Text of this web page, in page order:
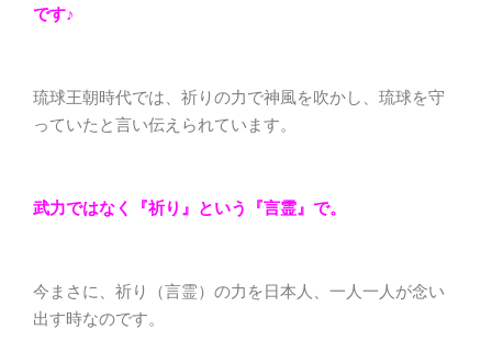
です♪
琉球王朝時代では、祈りの力で神風を吹かし、琉球を守
っていたと言い伝えられています。
武力ではなく『祈り』という『言霊』で。
今まさに、祈り（言霊）の力を日本人、一人一人が念い
出す時なのです。